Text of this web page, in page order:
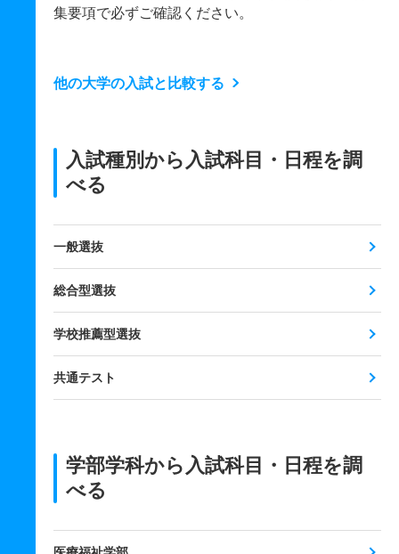
集要項で必ずご確認ください。
他の大学の入試と比較する
入試種別から入試科目・日程を調
べる
一般選抜
総合型選抜
学校推薦型選抜
共通テスト
学部学科から入試科目・日程を調
べる